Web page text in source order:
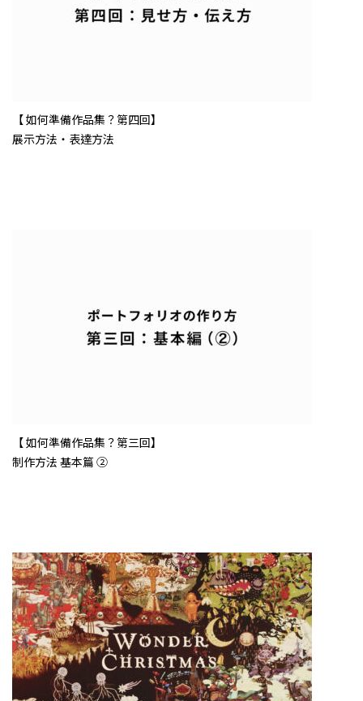
【 如何準備作品集？第四回】
展示方法・表達方法
【 如何準備作品集？第三回】
制作方法 基本篇 ②